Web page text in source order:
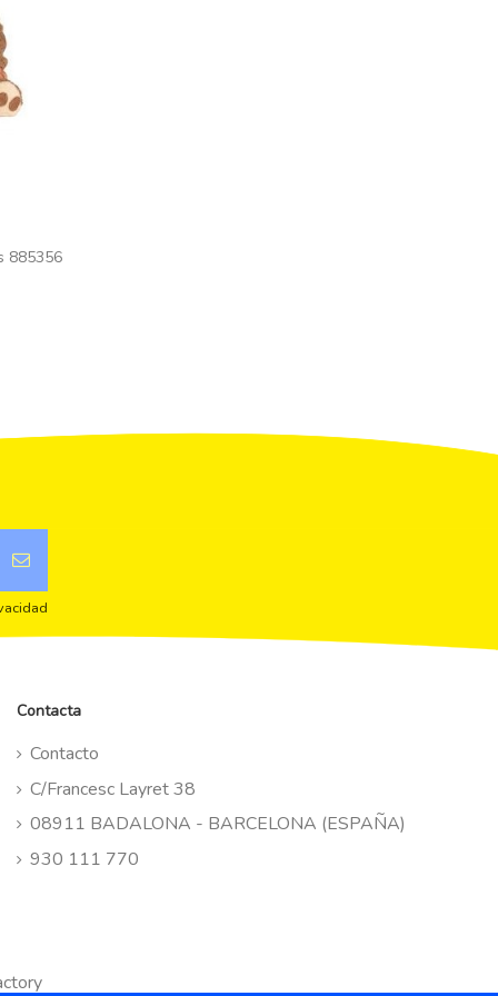
885356
Contacta
Contacto
C/Francesc Layret 38
08911 BADALONA - BARCELONA (ESPAÑA)
930 111 770